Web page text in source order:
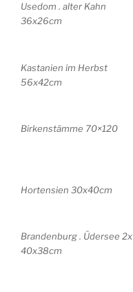
Usedom . alter Kahn
36x26cm
Kastanien im Herbst
56x42cm
Birkenstämme 70×120
Hortensien 30x40cm
Brandenburg . Üdersee 2x
40x38cm